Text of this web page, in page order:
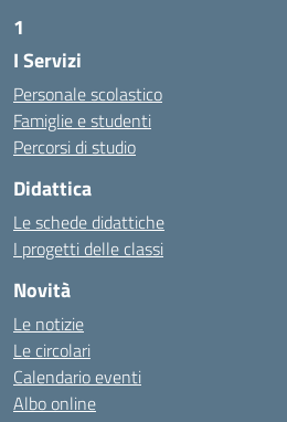
1
https://alwacomputer.id/contact/
https://blog.heptanalytics.com/
https://cambui.flyworld.com.br/
http://cl.rmuti.net/
https://
https://cesarpsicanalista.com/
https://aprici.am/
https://ammax.com.br/contato/
https://
https://barconsultant.fr/
https://honda-permata.id
https://
I Servizi
Personale scolastico
Famiglie e studenti
Percorsi di studio
Didattica
Le schede didattiche
I progetti delle classi
Novità
Le notizie
Le circolari
Calendario eventi
Albo online